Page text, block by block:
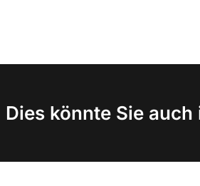
Dies könnte Sie